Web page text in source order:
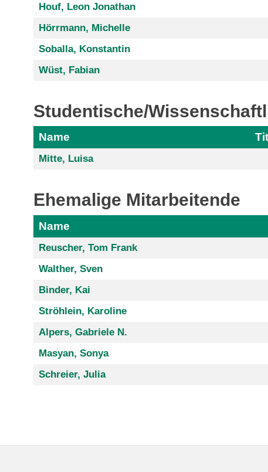
Houf, Leon Jonathan
Hörrmann, Michelle
Soballa, Konstantin
Wüst, Fabian
Studentische/
Name
Mitte, Luisa
Ehemalige Mitarbeitende
Name
Reuscher, Tom Frank
Walther, Sven
Binder, Kai
Ströhlein, Karoline
Alpers, Gabriele N.
Masyan, Sonya
Schreier, Julia